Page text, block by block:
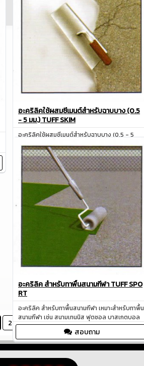
อะคริลิคใช้ผสมซีเมนต์สำหรับฉาบบาง (0.5
- 5 มม.) TUFF SKIM
อะคริลิคใช้ผสมซีเมนต์สำหรับฉาบบาง (0.5 - 5
มม.) ใช้ฉาบบางเพื่อปกปิดรอยบแตกลายงา ตามด
โพรงอากาศ
สอบถาม
อะคริลิค สำหรับทาพื้นสนามกีฬา TUFF SPO
RT
อะคริลิค สำหรับทาพื้นสนามกีฬา เหมาะสำหรับทาพื้น
สนามกีฬา เช่น สนามเทนนิส ฟุตซอล บาสเกตบอล
สอบถาม
2